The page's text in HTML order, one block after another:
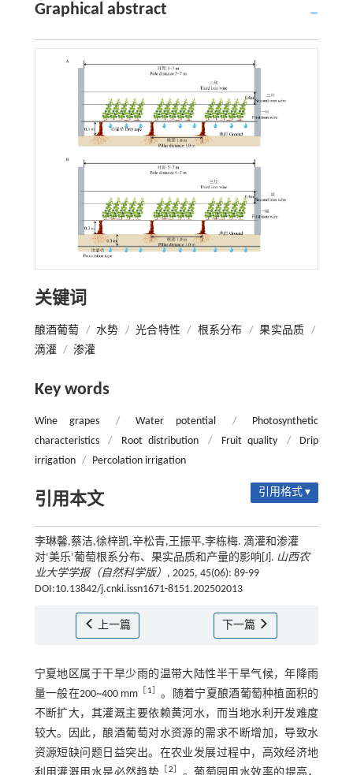
Graphical abstract
关键词
酿酒葡萄 / 水势 / 光合特性 / 根系分布 / 果实品质 /
滴灌 / 渗灌
Key words
Wine grapes / Water potential /
Photosynthetic
characteristics
/ Root distribution / Fruit quality /
Drip
irrigation / Percolation irrigation
引用本文 引用格式 ▾
李琳馨,蔡洁,徐梓凯,辛松青,王振平,李栋梅. 滴灌和渗灌
对‘美乐’葡萄根系分布、果实品质和产量的影响[J]. 山西农
业大学学报（自然科学版） , 2025, 45(06): 89-99
DOI:10.13842/j.cnki.issn1671-8151.202502013
上一篇 下一篇
宁夏地区属于干旱少雨的温带大陆性半干旱气候，年降雨
量一般在200~400 mm
1
。随着宁夏酿酒葡萄种植面积的
不断扩大，其灌溉主要依赖黄河水，而当地水利开发难度
较大。因此，酿酒葡萄对水资源的需求不断增加，导致水
资源短缺问题日益突出。在农业发展过程中，高效经济地
2